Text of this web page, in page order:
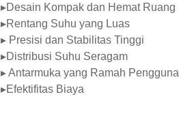
▸Desain Kompak dan Hemat Ruang
▸Rentang Suhu yang Luas
▸ Presisi dan Stabilitas Tinggi
▸Distribusi Suhu Seragam
▸ Antarmuka yang Ramah Pengguna
▸Efektifitas Biaya